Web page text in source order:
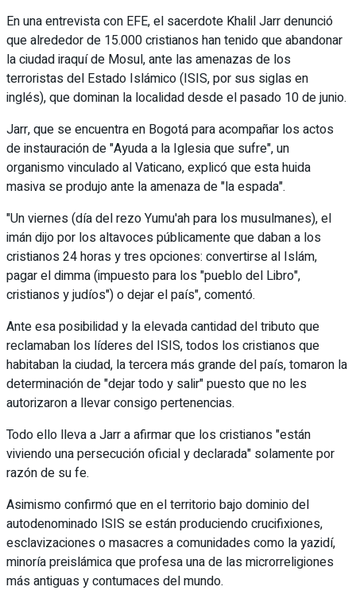
En una entrevista con EFE, el sacerdote Khalil Jarr denunció
que alrededor de 15.000 cristianos han tenido que abandonar
la ciudad iraquí de Mosul, ante las amenazas de los
terroristas del Estado Islámico (ISIS, por sus siglas en
inglés), que dominan la localidad desde el pasado 10 de junio.
Jarr, que se encuentra en Bogotá para acompañar los actos
de instauración de "Ayuda a la Iglesia que sufre", un
organismo vinculado al Vaticano, explicó que esta huida
masiva se produjo ante la amenaza de "la espada".
"Un viernes (día del rezo Yumu'ah para los musulmanes), el
imán dijo por los altavoces públicamente que daban a los
cristianos 24 horas y tres opciones: convertirse al Islám,
pagar el dimma (impuesto para los "pueblo del Libro",
cristianos y judíos") o dejar el país", comentó.
Ante esa posibilidad y la elevada cantidad del tributo que
reclamaban los líderes del ISIS, todos los cristianos que
habitaban la ciudad, la tercera más grande del país, tomaron la
determinación de "dejar todo y salir" puesto que no les
autorizaron a llevar consigo pertenencias.
Todo ello lleva a Jarr a afirmar que los cristianos "están
viviendo una persecución oficial y declarada" solamente por
razón de su fe.
Asimismo confirmó que en el territorio bajo dominio del
autodenominado ISIS se están produciendo crucifixiones,
esclavizaciones o masacres a comunidades como la yazidí,
minoría preislámica que profesa una de las microrreligiones
más antiguas y contumaces del mundo.